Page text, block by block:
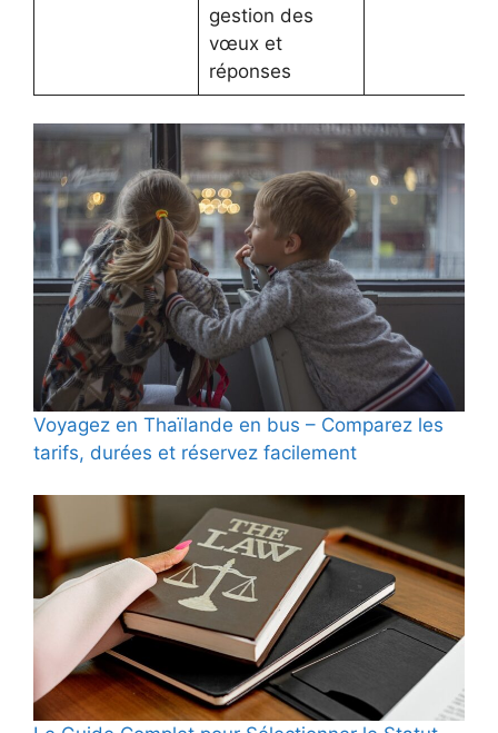
gestion des
vœux et
réponses
Voyagez en Thaïlande en bus – Comparez les
tarifs, durées et réservez facilement